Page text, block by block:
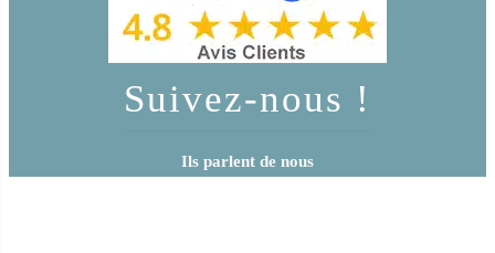
Suivez-nous !
Ils parlent de nous